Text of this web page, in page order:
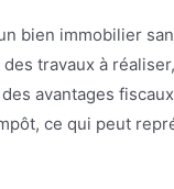
bien immobilier
travaux à
avantages
ce qui peut